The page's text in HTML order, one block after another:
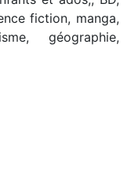
fiction, manga,
géographie,